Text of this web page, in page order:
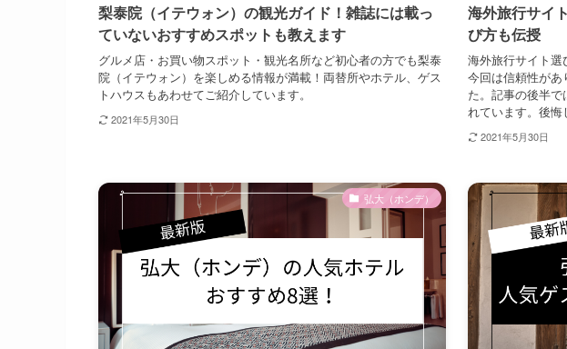
梨泰院（イテウォン）の観光ガイド！雑誌には載っ
ていないおすすめスポットも教えます
グルメ店・お買い物スポット・観光名所など初心者の方でも梨泰
院（イテウォン）を楽しめる情報が満載！両替所やホテル、ゲス
トハウスもあわせてご紹介しています。
2021年5月30日
海外旅行サイ
び方も伝授
海外旅行サイト選
今回は信頼性があ
た。記事の後半
れています。後悔
2021年5月30日
弘大（ホンデ）